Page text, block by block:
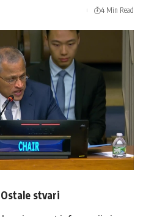
4 Min Read
stvari